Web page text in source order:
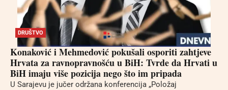
DRUŠTVO
Konaković i Mehmedović pokušali osporiti zahtjeve
Hrvata za ravnopravnošću u BiH: Tvrde da Hrvati u
BiH imaju više pozicija nego što im pripada
U Sarajevu je jučer održana konferencija „Položaj